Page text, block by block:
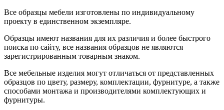
Все образцы мебели изготовлены по индивидуальному
проекту в единственном экземпляре.
Образцы имеют названия для их различия и более быстрого
поиска по сайту, все названия образцов не являются
зарегистрированным товарным знаком.
Все мебельные изделия могут отличаться от представленных
образцов по цвету, размеру, комплектации, фурнитуре, а также
способами монтажа и производителями комплектующих и
фурнитуры.